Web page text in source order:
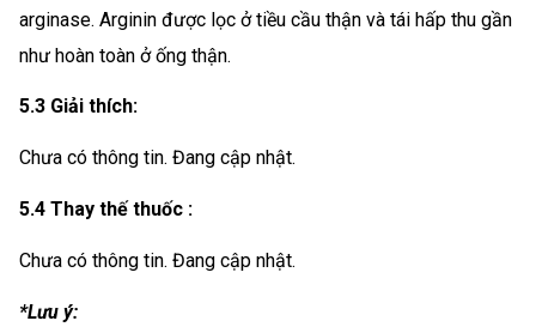
arginase. Arginin được lọc ở tiều cầu thận và tái hấp thu gần
như hoàn toàn ở ống thận.
5.3 Giải thích:
Chưa có thông tin. Đang cập nhật.
5.4 Thay thế thuốc :
Chưa có thông tin. Đang cập nhật.
*Lưu ý: